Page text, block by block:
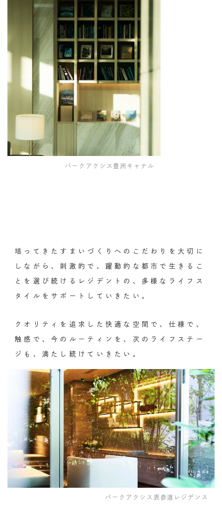
パークアクシス豊洲キャナル
培ってきたすまいづくりへのこだわりを大切に
しながら、刺激的で、躍動的な都市で生きるこ
とを選び続けるレジデントの、多様なライフス
タイルをサポートしていきたい。
クオリティを追求した快適な空間で、仕様で、
触感で、今のルーティンを、次のライフステー
ジも、満たし続けていきたい。
パークアクシス表参道レジデンス